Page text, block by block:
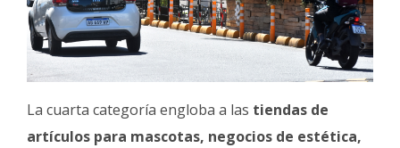
La cuarta categoría engloba a las tiendas de
artículos para mascotas, negocios de estética,